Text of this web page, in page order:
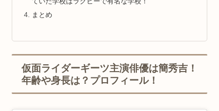
まとめ
仮面ライダーギーツ主演俳優は簡秀吉！
年齢や身長は？プロフィール！